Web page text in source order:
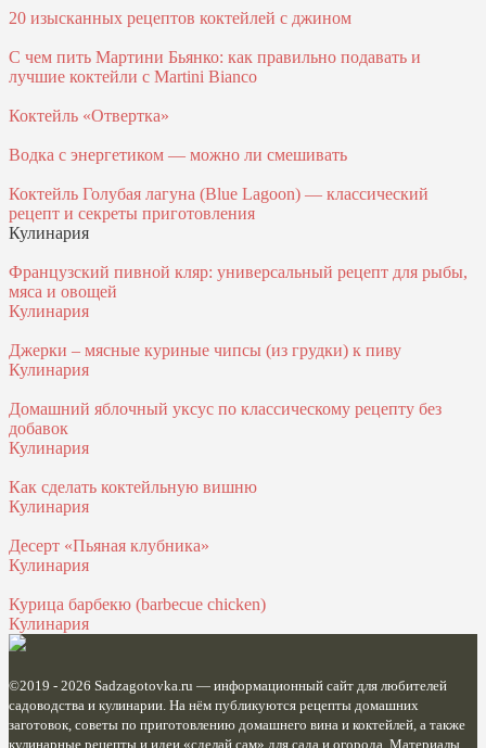
20 изысканных рецептов коктейлей с джином
С чем пить Мартини Бьянко: как правильно подавать и
лучшие коктейли с Martini Bianco
Коктейль «Отвертка»
Водка с энергетиком — можно ли смешивать
Коктейль Голубая лагуна (Blue Lagoon) — классический
рецепт и секреты приготовления
Кулинария
Французский пивной кляр: универсальный рецепт для рыбы,
мяса и овощей
Кулинария
Джерки – мясные куриные чипсы (из грудки) к пиву
Кулинария
Домашний яблочный уксус по классическому рецепту без
добавок
Кулинария
Как сделать коктейльную вишню
Кулинария
Десерт «Пьяная клубника»
Кулинария
Курица барбекю (barbecue chicken)
Кулинария
©2019 - 2026 Sadzagotovka.ru — информационный сайт для любителей
садоводства и кулинарии. На нём публикуются рецепты домашних
заготовок, советы по приготовлению домашнего вина и коктейлей, а также
кулинарные рецепты и идеи «сделай сам» для сада и огорода. Материалы